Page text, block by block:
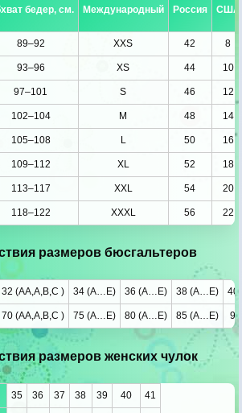
бедер, см. Международный Россия США
89–92 XXS 42 8
93–96 XS 44 10
97–101 S 46 12
102–104 M 48 14
105–108 L 50 16
109–112 XL 52 18
113–117 XXL 54 20
118–122 XXXL 56 22
размеров бюсгальтеров
32 (AA,A,B,С ) 34 (A…E) 36 (A…E) 38 (A…E) 40
70 (AA,A,B,С ) 75 (A…E) 80 (A…E) 85 (A…E)
размеров женских чулок
35 36 37 38 39 40 41